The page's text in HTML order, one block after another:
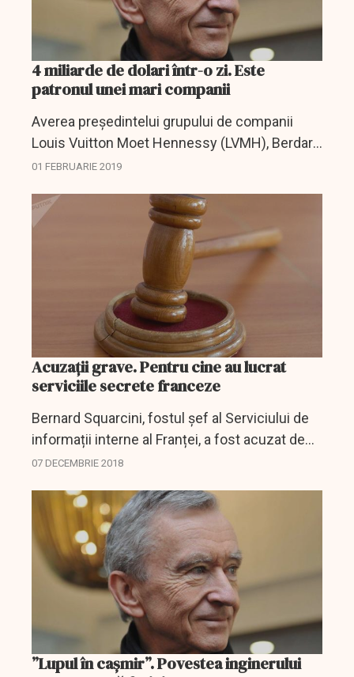
4 miliarde de dolari într-o zi. Este
patronul unei mari companii
Averea președintelui grupului de companii
Louis Vuitton Moet Hennessy (LVMH), Berdard
Arnault, a crescut într-o zi cu 4,3 miliarde de
01 FEBRUARIE 2019
Acuzaţii grave. Pentru cine au lucrat
serviciile secrete franceze
Bernard Squarcini, fostul șef al Serviciului de
informații interne al Franței, a fost acuzat de
”abuz de încredere”. Învinuit că, în 2008, a
07 DECEMBRIE 2018
”Lupul în cașmir”. Povestea inginerului